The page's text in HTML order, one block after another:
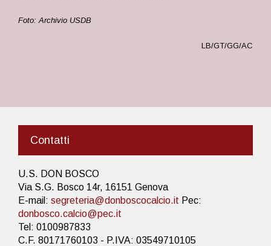
Foto: Archivio USDB
LB/GT/GG/AC
Contatti
U.S. DON BOSCO
Via S.G. Bosco 14r, 16151 Genova
E-mail: segreteria@donboscocalcio.it Pec:
donbosco.calcio@pec.it
Tel: 0100987833
C.F. 80171760103 - P.IVA: 03549710105